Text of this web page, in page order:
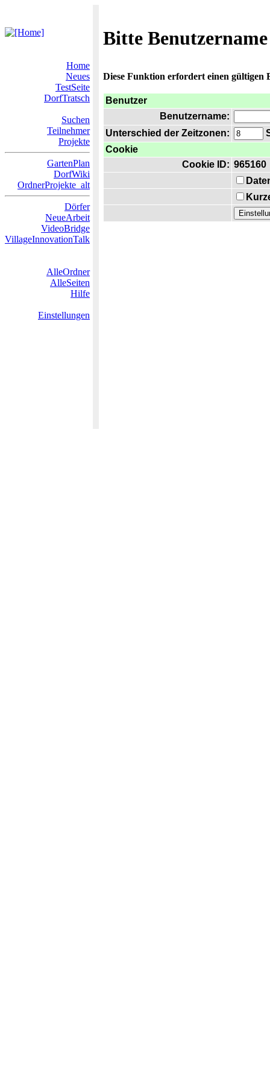
Bitte
Home
Neues
TestSeite
DorfTratsch
Suchen
Teilnehmer
Projekte
GartenPlan
DorfWiki
OrdnerProjekte_alt
Dörfer
NeueArbeit
VideoBridge
VillageInnovationTalk
AlleOrdner
AlleSeiten
Hilfe
Einstellungen
Diese Funktion erfordert einen gültigen
Benutzer
Benutzername:
Unterschied der Zeitzonen:
Cookie
Cookie ID: 965160